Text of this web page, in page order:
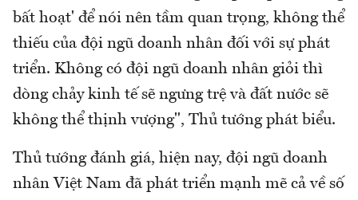
bất hoạt' để nói nên tầm quan trọng, không thể
thiếu của đội ngũ doanh nhân đối với sự phát
triển. Không có đội ngũ doanh nhân giỏi thì
dòng chảy kinh tế sẽ ngưng trệ và đất nước sẽ
không thể thịnh vượng", Thủ tướng phát biểu.
Thủ tướng đánh giá, hiện nay, đội ngũ doanh
nhân Việt Nam đã phát triển mạnh mẽ cả về số